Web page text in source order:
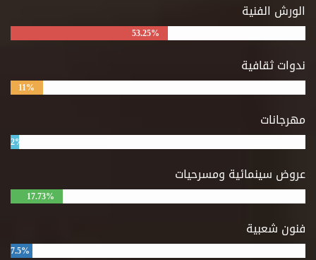
الورش الفنية
53.25%
ندوات ثقافية
11%
مهرجانات
2%
عروض سينمائية ومسرحيات
17.73%
فنون شعبية
7.5%